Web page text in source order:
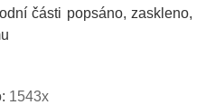
části popsáno, zaskleno,
1543x